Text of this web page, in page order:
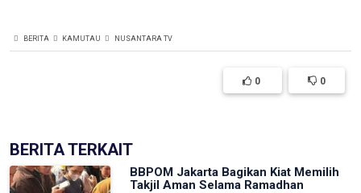
BERITA KAMUTAU NUSANTARA TV
0 0
BERITA TERKAIT
BBPOM Jakarta Bagikan Kiat Memilih
Takjil Aman Selama Ramadhan